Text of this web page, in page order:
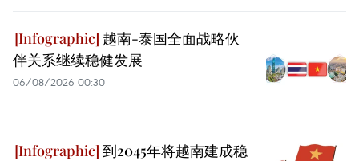
越南-泰国全面战略伙
伴关系继续稳健发展
06/08/2026 00:30
到2045年将越南建成稳